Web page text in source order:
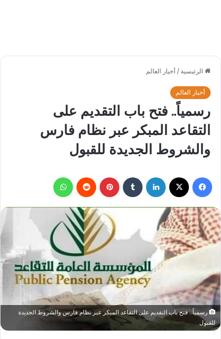
الرئيسية / أخبار العالم
أخبار العالم
رسمياً.. فتح باب التقديم على
التقاعد المبكر عبر نظام فارس
والشروط الجديدة للقبول
فيسبوك لينكدإن بينتيريست
رسمياً.. فتح باب التقديم على التقاعد المبكر عبر نظام فارس والشروط الجديدة
للقبول